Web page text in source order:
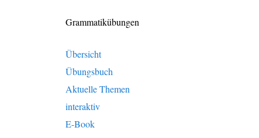
Grammatikübungen
Übersicht
Übungsbuch
Aktuelle Themen
interaktiv
E-Book